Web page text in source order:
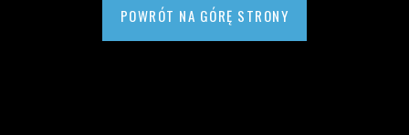
POWRÓT NA GÓRĘ STRONY